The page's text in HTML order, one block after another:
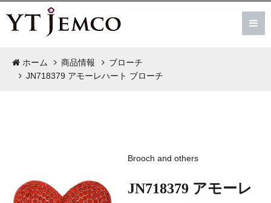
ホーム 商品情報
ブローチ
JN718379 アモーレハート ブローチ
Brooch and others
JN718379 アモーレ